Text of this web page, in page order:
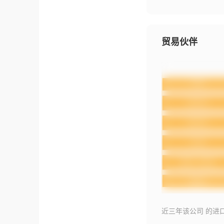
贸易伙伴
近三年该公司 的进